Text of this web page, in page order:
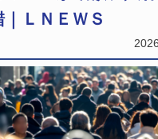
ＬＮＥＷＳ